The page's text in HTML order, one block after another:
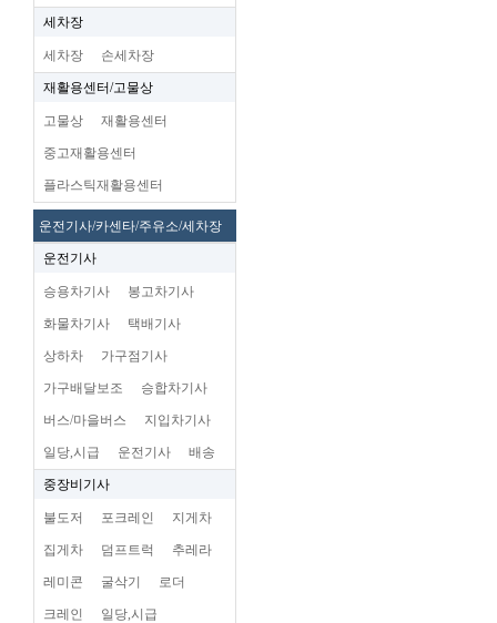
세차장
세차장 손세차장
재활용센터/고물상
고물상 재활용센터
중고재활용센터
플라스틱재활용센터
운전기사/카센타/주유소/세차장
운전기사
승용차기사 봉고차기사
화물차기사 택배기사
상하차 가구점기사
가구배달보조 승합차기사
버스/마을버스 지입차기사
일당,시급 운전기사 배송
중장비기사
불도저 포크레인 지게차
집게차 덤프트럭 추레라
레미콘 굴삭기 로더
크레인 일당,시급